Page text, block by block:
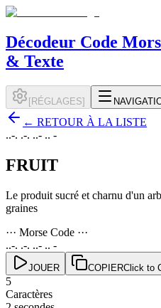
Décodeur Code
& Texte
[RÉGLAGES]
← RETOUR À LA LISTE
..-. .-. ..- .. -
FRUIT
Le produit sucré et charnu d'un
graines
··· Morse Code ···
..-. .-. ..- .. -
JOUER COPIERClick to
5
Caractères